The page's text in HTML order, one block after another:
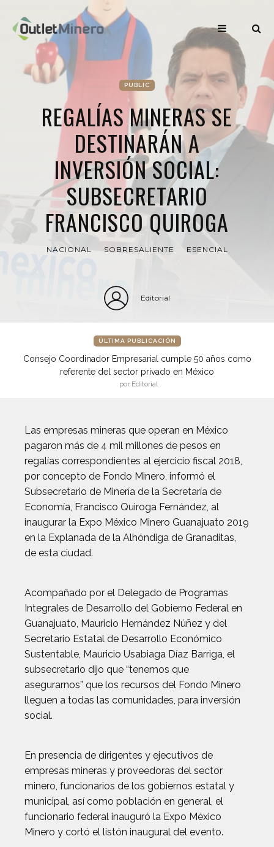
PUBLIC
REGALÍAS MINERAS SE
DESTINARÁN A
INVERSIÓN SOCIAL:
SUBSECRETARIO
FRANCISCO QUIROGA
NACIONAL SOBRESALIENTE ESENCIAL
Editorial
ÚLTIMA PUBLICACIÓN
Consejo Coordinador Empresarial cumple 50 años como
referente del sector privado en México
por Editorial
Las empresas mineras que operan en México
pagaron más de 4 mil millones de pesos en
regalías correspondientes al ejercicio fiscal 2018,
por concepto de Fondo Minero, informó el
Subsecretario de Minería de la Secretaría de
Economía, Francisco Quiroga Fernández, al
inaugurar la Expo México Minero Guanajuato 2019
en la Explanada de la Alhóndiga de Granaditas,
de esta ciudad.
Acompañado por el Delegado de Programas
Integrales de Desarrollo del Gobierno Federal en
Guanajuato, Mauricio Hernández Núñez y del
Secretario Estatal de Desarrollo Económico
Sustentable, Mauricio Usabiaga Díaz Barriga, el
subsecretario dijo que “tenemos que
asegurarnos” que los recursos del Fondo Minero
lleguen a todas las comunidades, para inversión
social.
En presencia de dirigentes y ejecutivos de
empresas mineras y proveedoras del sector
minero, funcionarios de los gobiernos estatal y
municipal, así como población en general, el
funcionario federal inauguró la Expo México
Minero y cortó el listón inaugural del evento.